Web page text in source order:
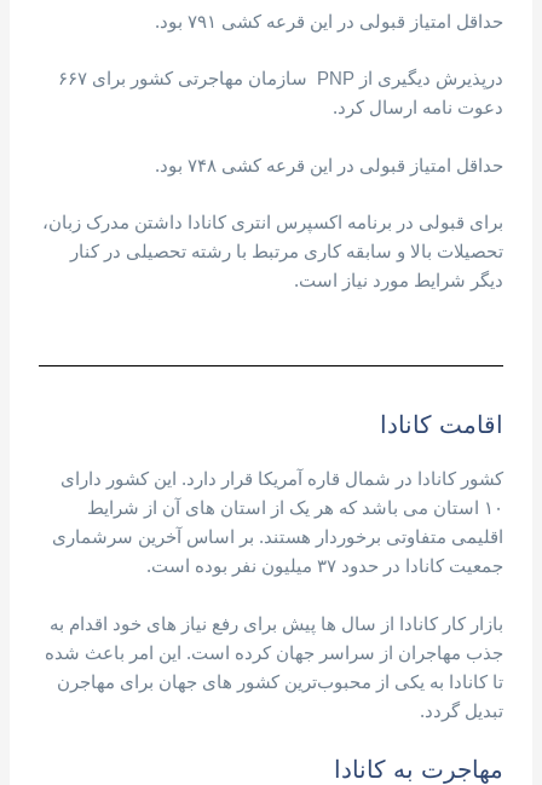
حداقل امتیاز قبولی در این قرعه کشی ۷۹۱ بود.
درپذیرش دیگیری از PNP سازمان مهاجرتی کشور برای ۶۶۷
دعوت نامه ارسال کرد.
حداقل امتیاز قبولی در این قرعه کشی ۷۴۸ بود.
برای قبولی در برنامه اکسپرس انتری کانادا داشتن مدرک زبان،
تحصیلات بالا و سابقه کاری مرتبط با رشته تحصیلی در کنار
دیگر شرایط مورد نیاز است.
اقامت کانادا
کشور کانادا در شمال قاره آمریکا قرار دارد. این کشور دارای
۱۰ استان می باشد که هر یک از استان های آن از شرایط
اقلیمی متفاوتی برخوردار هستند. بر اساس آخرین سرشماری
جمعیت کانادا در حدود ۳۷ میلیون نفر بوده است.
بازار کار کانادا از سال ها پیش برای رفع نیاز های خود اقدام به
جذب مهاجران از سراسر جهان کرده است. این امر باعث شده
تا کانادا به یکی از محبوب‌ترین کشور های جهان برای مهاجرن
تبدیل گردد.
مهاجرت به کانادا